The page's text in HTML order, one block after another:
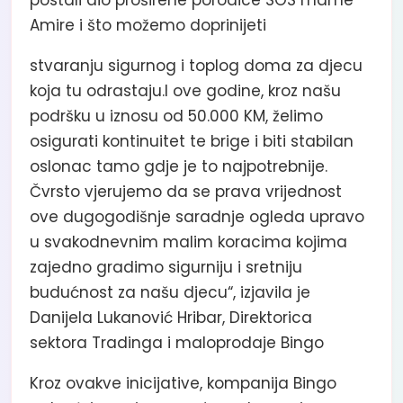
Amire i što možemo doprinijeti
stvaranju sigurnog i toplog doma za djecu
koja tu odrastaju.I ove godine, kroz našu
podršku u iznosu od 50.000 KM, želimo
osigurati kontinuitet te brige i biti stabilan
oslonac tamo gdje je to najpotrebnije.
Čvrsto vjerujemo da se prava vrijednost
ove dugogodišnje saradnje ogleda upravo
u svakodnevnim malim koracima kojima
zajedno gradimo sigurniju i sretniju
budućnost za našu djecu“, izjavila je
Danijela Lukanović Hribar, Direktorica
sektora Tradinga i maloprodaje Bingo
Kroz ovakve inicijative, kompanija Bingo